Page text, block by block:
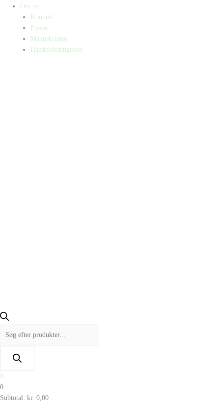
Om os
Kontakt
Presse
Manuskripter
Handelsbetingelser
0
0
Subtotal: kr. 0,00